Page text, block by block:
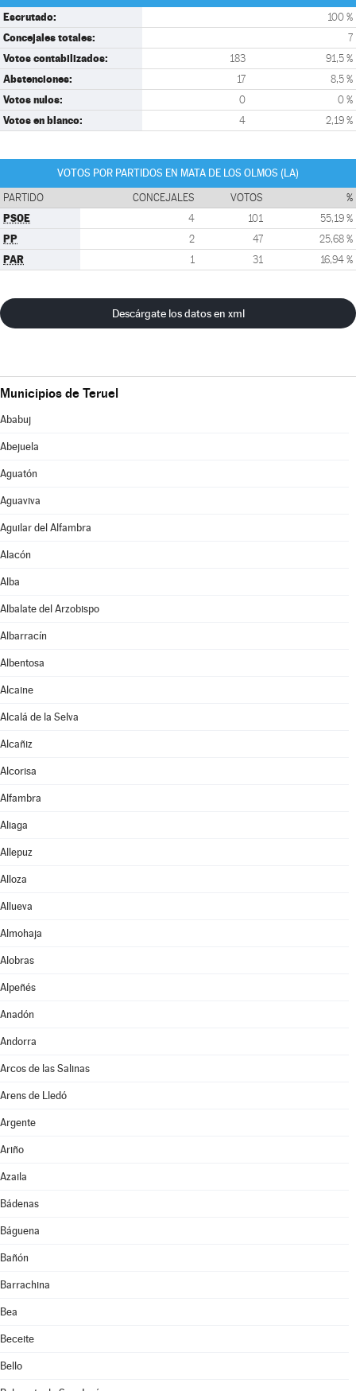
Escrutado: 100 %
Concejales totales: 7
Votos contabilizados: 183 91,5 %
Abstenciones: 17 8,5 %
Votos nulos: 0 0 %
Votos en blanco: 4 2,19 %
VOTOS POR PARTIDOS EN MATA DE LOS OLMOS (LA)
PARTIDO CONCEJALES VOTOS %
PSOE 4 101 55,19 %
PP 2 47 25,68 %
PAR 1 31 16,94 %
Descárgate los datos en xml
Municipios de Teruel
Ababuj
Abejuela
Aguatón
Aguaviva
Aguilar del Alfambra
Alacón
Alba
Albalate del Arzobispo
Albarracín
Albentosa
Alcaine
Alcalá de la Selva
Alcañiz
Alcorisa
Alfambra
Aliaga
Allepuz
Alloza
Allueva
Almohaja
Alobras
Alpeñés
Anadón
Andorra
Arcos de las Salinas
Arens de Lledó
Argente
Ariño
Azaila
Bádenas
Báguena
Bañón
Barrachina
Bea
Beceite
Bello